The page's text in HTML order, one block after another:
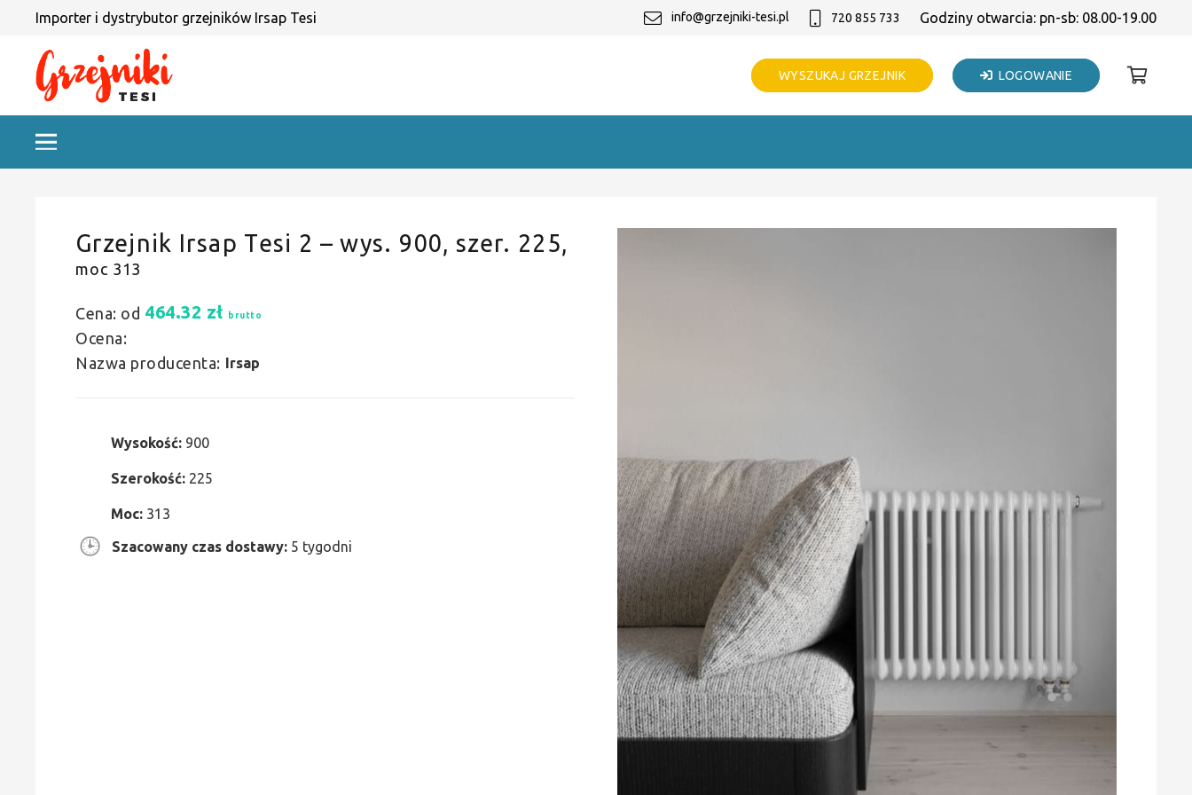
Importer i dystrybutor grzejników Irsap Tesi info@grzejniki-tesi.pl 720 855 733 Godziny otwarcia: pn-sb: 08.00-19.00
WYSZUKAJ GRZEJNIK LOGOWANIE
Grzejnik Irsap Tesi 2 – wys. 900, szer. 225,
moc 313
Cena: od 464.32 zł brutto
Ocena:
Nazwa producenta: Irsap
Wysokość: 900
Szerokość: 225
Moc: 313
Szacowany czas dostawy: 5 tygodni